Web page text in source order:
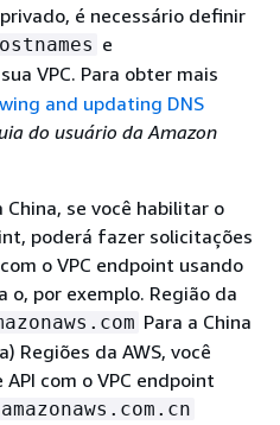
é necessário definir
e
VPC. Para obter mais
and updating DNS
do usuário da Amazon
China, se você habilitar o
poderá fazer solicitações
o VPC endpoint usando
o, por exemplo. Região da
Para a China
Regiões da AWS, você
com o VPC endpoint